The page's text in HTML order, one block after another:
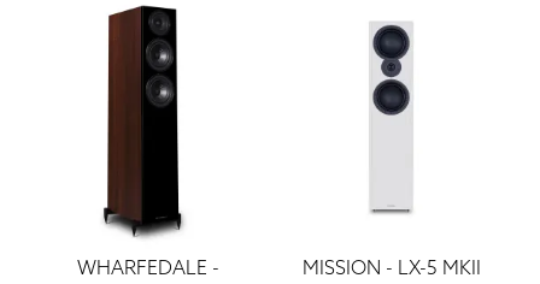
WHARFEDALE -
MISSION - LX-5 MKII